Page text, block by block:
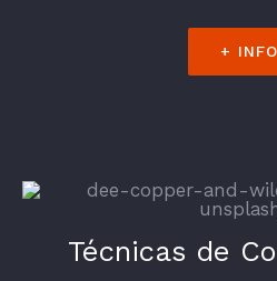
+ INFO
Técnicas de